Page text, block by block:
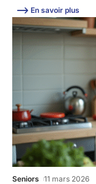
En savoir plus
Seniors 11 mars 2026